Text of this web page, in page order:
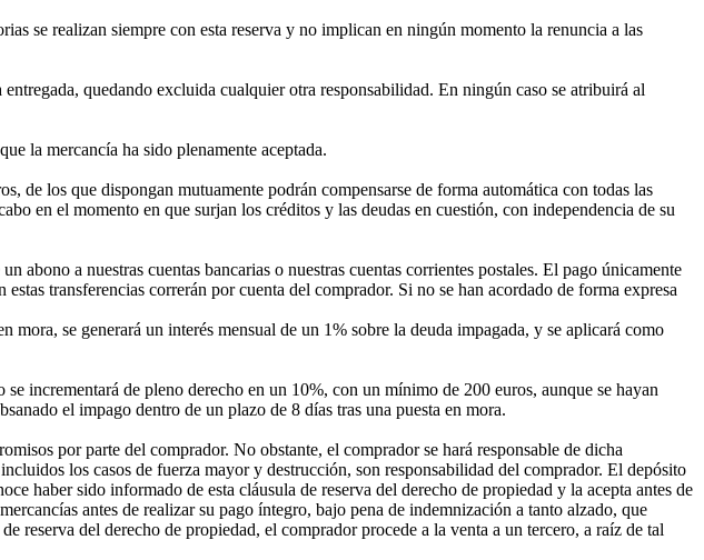
se realizan siempre con esta reserva y no implican en ningún momento la renuncia a las
quedando excluida cualquier otra responsabilidad. En ningún caso se atribuirá al
la mercancía ha sido plenamente aceptada.
de los que dispongan mutuamente podrán compensarse de forma automática con todas las
en el momento en que surjan los créditos y las deudas en cuestión, con independencia de su
a nuestras cuentas bancarias o nuestras cuentas corrientes postales. El pago únicamente
transferencias correrán por cuenta del comprador. Si no se han acordado de forma expresa
se generará un interés mensual de un 1% sobre la deuda impagada, y se aplicará como
incrementará de pleno derecho en un 10%, con un mínimo de 200 euros, aunque se hayan
el impago dentro de un plazo de 8 días tras una puesta en mora.
por parte del comprador. No obstante, el comprador se hará responsable de dicha
los casos de fuerza mayor y destrucción, son responsabilidad del comprador. El depósito
haber sido informado de esta cláusula de reserva del derecho de propiedad y la acepta antes de
antes de realizar su pago íntegro, bajo pena de indemnización a tanto alzado, que
reserva del derecho de propiedad, el comprador procede a la venta a un tercero, a raíz de tal